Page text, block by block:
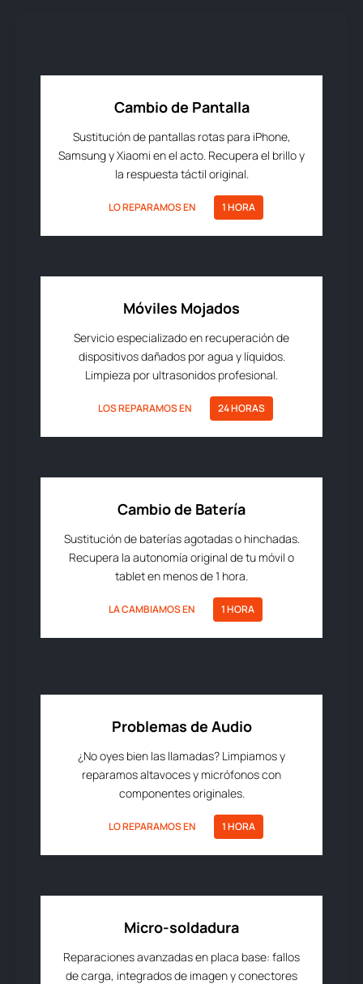
Cambio de Pantalla
Sustitución de pantallas rotas para iPhone,
Samsung y Xiaomi en el acto. Recupera el brillo y
la respuesta táctil original.
LO REPARAMOS EN 1 HORA
Móviles Mojados
Servicio especializado en recuperación de
dispositivos dañados por agua y líquidos.
Limpieza por ultrasonidos profesional.
LOS REPARAMOS EN 24 HORAS
Cambio de Batería
Sustitución de baterías agotadas o hinchadas.
Recupera la autonomía original de tu móvil o
tablet en menos de 1 hora.
LA CAMBIAMOS EN 1 HORA
Problemas de Audio
¿No oyes bien las llamadas? Limpiamos y
reparamos altavoces y micrófonos con
componentes originales.
LO REPARAMOS EN 1 HORA
Micro-soldadura
Reparaciones avanzadas en placa base: fallos
de carga, integrados de imagen y conectores